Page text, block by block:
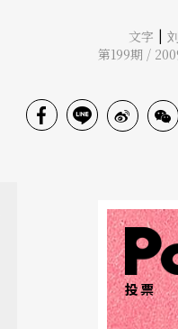
文字 |
第199期 /
投票